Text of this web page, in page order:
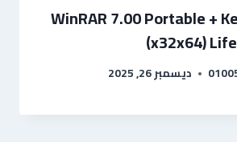
WinRAR 7.00 Portable +
(x32x64)
ديسمبر 26, 2025